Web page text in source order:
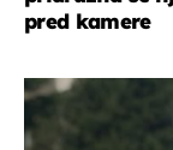
pred kamere